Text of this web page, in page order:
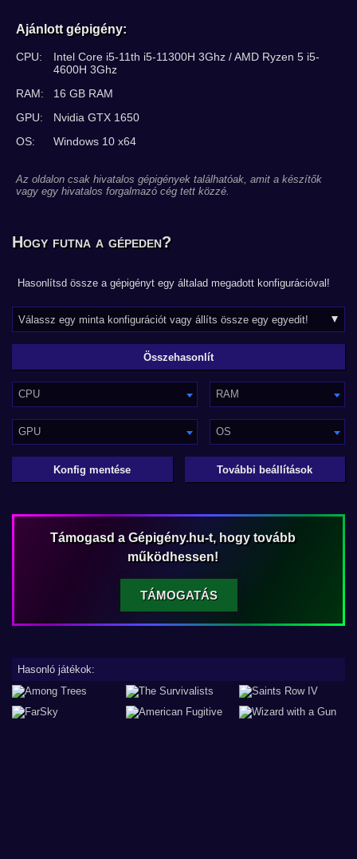
Ajánlott gépigény:
CPU:
Intel Core i5-11th i5-11300H 3Ghz / AMD Ryzen 5 i5-
4600H 3Ghz
RAM:
16 GB RAM
GPU:
Nvidia GTX 1650
OS:
Windows 10 x64
Az oldalon csak hivatalos gépigények találhatóak, amit a készítők
vagy egy hivatalos forgalmazó cég tett közzé.
Hogy futna a gépeden?
Hasonlítsd össze a gépigényt egy általad megadott konfigurációval!
CPU RAM
GPU OS
Konfig mentése További beállítások
Támogasd a Gépigény.hu-t, hogy tovább
működhessen!
TÁMOGATÁS
Hasonló játékok: